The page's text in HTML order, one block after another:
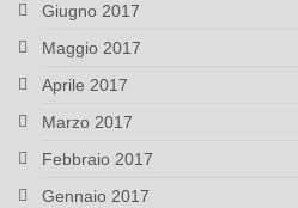
Giugno 2017
Maggio 2017
Aprile 2017
Marzo 2017
Febbraio 2017
Gennaio 2017